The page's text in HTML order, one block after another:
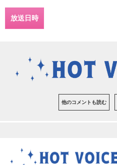
放送日時
他のコメントも読む